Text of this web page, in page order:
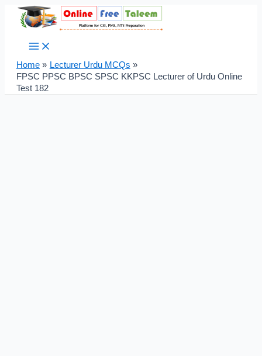
Skip
Menu
Home
Lecturer Urdu MCQs
FPSC PPSC BPSC SPSC KKPSC Lecturer of Urdu Online
Test 182
Post
navigation